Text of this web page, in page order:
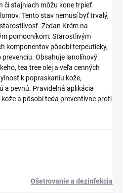
či stajniach môžu kone trpieť
Tento stav nemusí byť trvalý,
Zedan Krém na
pomocníkom. Starostlivým
komponentov pôsobí terpeuticky,
Obsahuje lanolínový
tea tree olej a veľa cenných
k popraskaniu kože,
a pevnú. Pravidelná aplikácia
a pôsobí teda preventívne proti
Ošetrovanie a dezinfekcia